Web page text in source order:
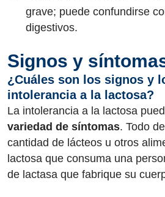
grave; puede confundirse
digestivos.
Signos y
¿Cuáles son los signos y
intolerancia a la lactosa?
La intolerancia a la lactosa
variedad de síntomas. Todo
cantidad de lácteos u otros
lactosa que consuma una
de lactasa que fabrique su